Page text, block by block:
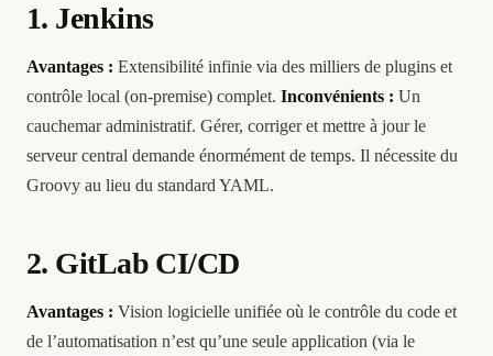
1. Jenkins
Avantages : Extensibilité infinie via des milliers de plugins et
contrôle local (on-premise) complet. Inconvénients : Un
cauchemar administratif. Gérer, corriger et mettre à jour le
serveur central demande énormément de temps. Il nécessite du
Groovy au lieu du standard YAML.
2. GitLab CI/CD
Avantages : Vision logicielle unifiée où le contrôle du code et
de l’automatisation n’est qu’une seule application (via le